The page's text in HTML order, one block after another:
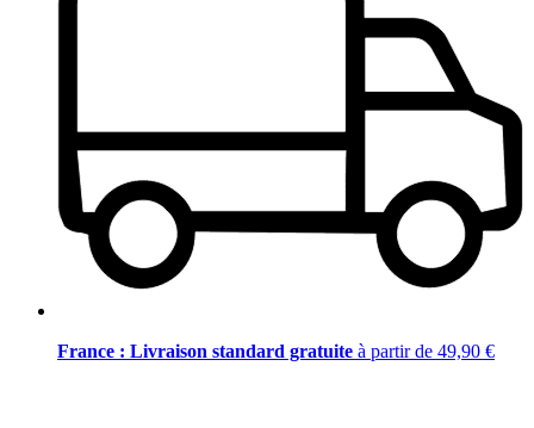
France : Livraison standard gratuite à partir de 49,90 €